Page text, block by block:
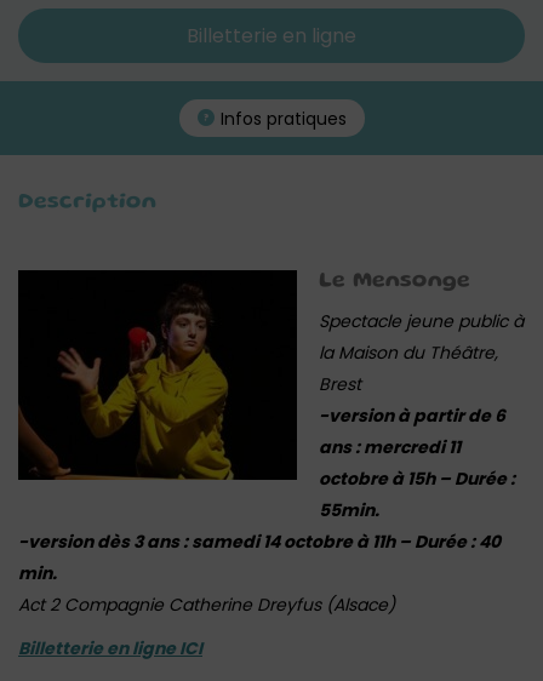
Billetterie en ligne
Infos pratiques
Description
Le Mensonge
Spectacle jeune public à
la Maison du Théâtre,
Brest
-version à partir de 6
ans : mercredi 11
octobre à 15h – Durée :
55min.
-version dès 3 ans : samedi 14 octobre à 11h – Durée : 40
min.
Act 2 Compagnie Catherine Dreyfus (Alsace)
Billetterie en ligne ICI